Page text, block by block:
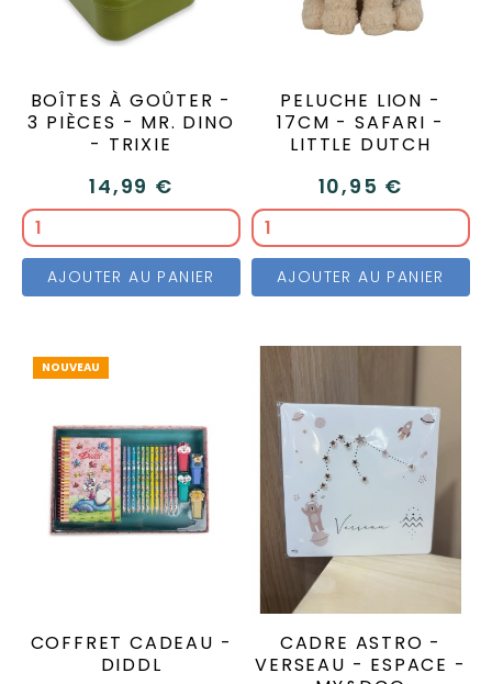
BOÎTES À GOÛTER -
3 PIÈCES - MR. DINO
- TRIXIE
14,99 €
AJOUTER AU PANIER
PELUCHE LION -
17CM - SAFARI -
LITTLE DUTCH
10,95 €
AJOUTER AU PANIER
NOUVEAU
COFFRET CADEAU -
DIDDL
CADRE ASTRO -
VERSEAU - ESPACE -